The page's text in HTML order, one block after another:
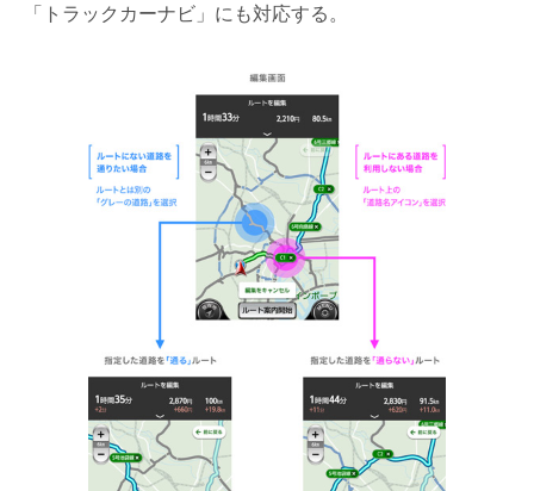
「トラックカーナビ」にも対応する。